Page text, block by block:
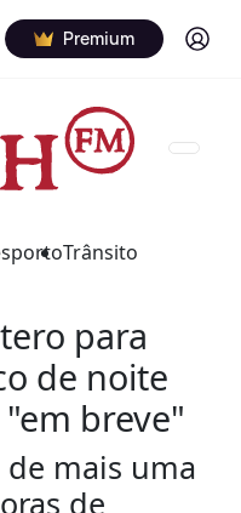
Premium Log in
Trânsito
para
de noite
breve"
de mais uma
de